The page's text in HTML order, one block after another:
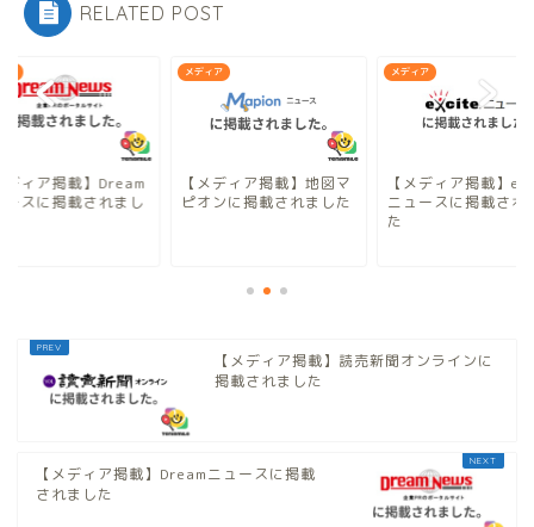
RELATED POST
ディア掲載】Dream
ースに掲載されまし
メディア
【メディア掲載】地図マ
ピオンに掲載されました
メディア
【メディア掲載】
ニュースに掲載され
た
【メディア掲載】読売新聞オンラインに
掲載されました
【メディア掲載】Dreamニュースに掲載
されました